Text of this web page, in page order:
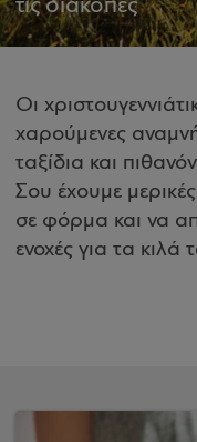
τις διακοπές
Οι
χαρούμενες
ταξίδια και
Σου έχουμε
σε φόρμα και να
ενοχές για τα κιλά